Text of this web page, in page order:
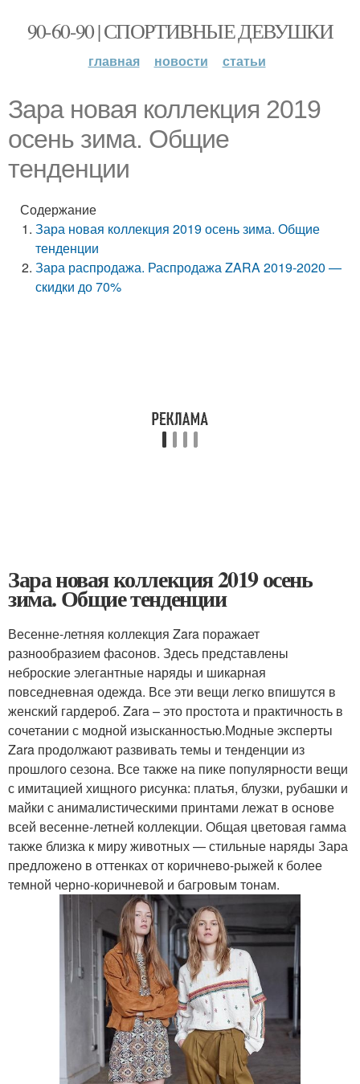
90-60-90 | СПОРТИВНЫЕ ДЕВУШКИ
главная новости статьи
Зара новая коллекция 2019
осень зима. Общие
тенденции
Содержание
Зара новая коллекция 2019 осень зима. Общие
тенденции
Зара распродажа. Распродажа ZARA 2019-2020 —
скидки до 70%
Зара новая коллекция 2019 осень
зима. Общие тенденции
Весенне-летняя коллекция Zara поражает
разнообразием фасонов. Здесь представлены
неброские элегантные наряды и шикарная
повседневная одежда. Все эти вещи легко впишутся в
женский гардероб. Zara – это простота и практичность в
сочетании с модной изысканностью.Модные эксперты
Zara продолжают развивать темы и тенденции из
прошлого сезона. Все также на пике популярности вещи
с имитацией хищного рисунка: платья, блузки, рубашки и
майки с анималистическими принтами лежат в основе
всей весенне-летней коллекции. Общая цветовая гамма
также близка к миру животных — стильные наряды Зара
предложено в оттенках от коричнево-рыжей к более
темной черно-коричневой и багровым тонам.